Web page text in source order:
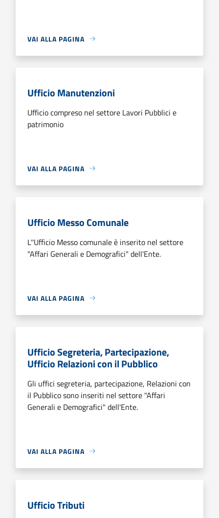
VAI ALLA PAGINA
Ufficio Manutenzioni
Ufficio compreso nel settore Lavori Pubblici e
patrimonio
VAI ALLA PAGINA
Ufficio Messo Comunale
L''Ufficio Messo comunale è inserito nel settore
"Affari Generali e Demografici" dell'Ente.
VAI ALLA PAGINA
Ufficio Segreteria, Partecipazione,
Ufficio Relazioni con il Pubblico
Gli uffici segreteria, partecipazione, Relazioni con
il Pubblico sono inseriti nel settore "Affari
Generali e Demografici" dell'Ente.
VAI ALLA PAGINA
Ufficio Tributi